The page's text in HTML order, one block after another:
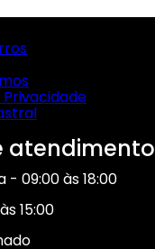
atendimento
- 09:00 às 18:00
15:00